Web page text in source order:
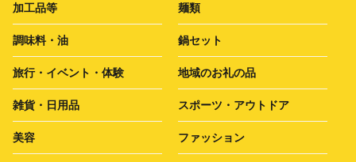
加工品等 麺類
調味料・油 鍋セット
旅行・イベント・体験 地域のお礼の品
雑貨・日用品 スポーツ・アウトドア
美容 ファッション